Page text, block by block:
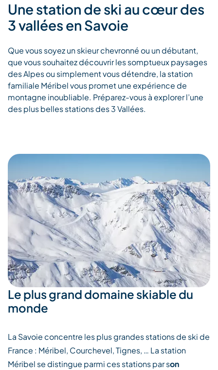
Une station de ski au cœur des
3 vallées en Savoie
Que vous soyez un skieur chevronné ou un débutant,
que vous souhaitez découvrir les somptueux paysages
des Alpes ou simplement vous détendre, la station
familiale Méribel vous promet une expérience de
montagne inoubliable. Préparez-vous à explorer l’une
des plus belles stations des 3 Vallées.
Le plus grand domaine skiable du
monde
La Savoie concentre les plus grandes stations de ski de
France : Méribel, Courchevel, Tignes, … La station
Méribel se distingue parmi ces stations par son